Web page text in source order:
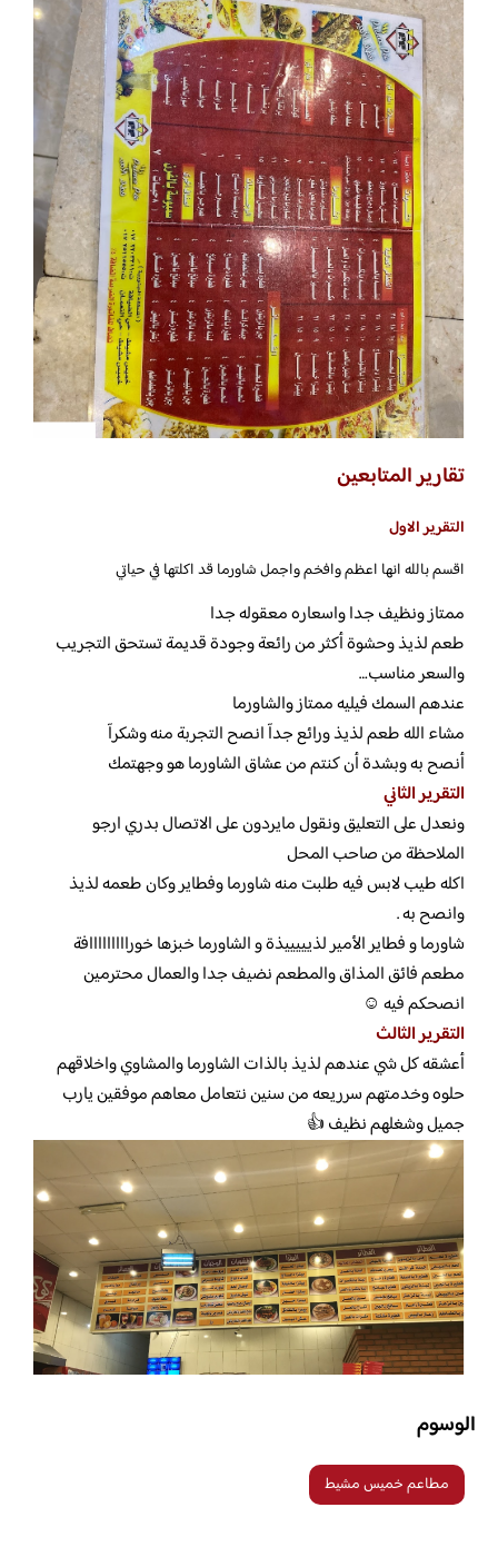
تقارير المتابعين
التقرير الاول
اقسم بالله انها اعظم وافخم واجمل شاورما قد اكلتها في حياتي
ممتاز ونظيف جدا واسعاره معقوله جدا
طعم لذيذ وحشوة أكثر من رائعة وجودة قديمة تستحق التجريب
والسعر مناسب…
عندهم السمك فيليه ممتاز والشاورما
مشاء الله طعم لذيذ ورائع جدآ انصح التجربة منه وشكرآ
أنصح به وبشدة أن كنتم من عشاق الشاورما هو وجهتمك
التقرير الثاني
ونعدل على التعليق ونقول مايردون على الاتصال بدري ارجو
الملاحظة من صاحب المحل
اكله طيب لابس فيه طلبت منه شاورما وفطاير وكان طعمه لذيذ
وانصح به .
شاورما و فطاير الأمير لذيييييذة و الشاورما خبزها خورااااااااافة
مطعم فائق المذاق والمطعم نضيف جدا والعمال محترمين
انصحكم فيه ☺
التقرير الثالث
أعشقه كل شي عندهم لذيذ بالذات الشاورما والمشاوي واخلاقهم
حلوه وخدمتهم سرريعه من سنين نتعامل معاهم موفقين يارب
جميل وشغلهم نظيف 👍
الوسوم
مطاعم خميس مشيط